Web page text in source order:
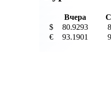
Вчера
$
80.9293
€
93.1901